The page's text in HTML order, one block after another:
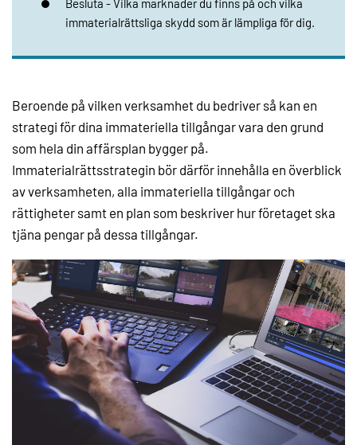
Besluta - Vilka marknader du finns på och vilka
immaterialrättsliga skydd som är lämpliga för dig.
Beroende på vilken verksamhet du bedriver så kan en
strategi för dina immateriella tillgångar vara den grund
som hela din affärsplan bygger på.
Immaterialrättsstrategin bör därför innehålla en överblick
av verksamheten, alla immateriella tillgångar och
rättigheter samt en plan som beskriver hur företaget ska
tjäna pengar på dessa tillgångar.